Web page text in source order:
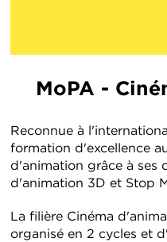
MoPA -
Reconnue à
formation d'excellence
d'animation grâce à ses
d'animation 3D et Stop
La filière Cinéma
organisé en 2 cycles et